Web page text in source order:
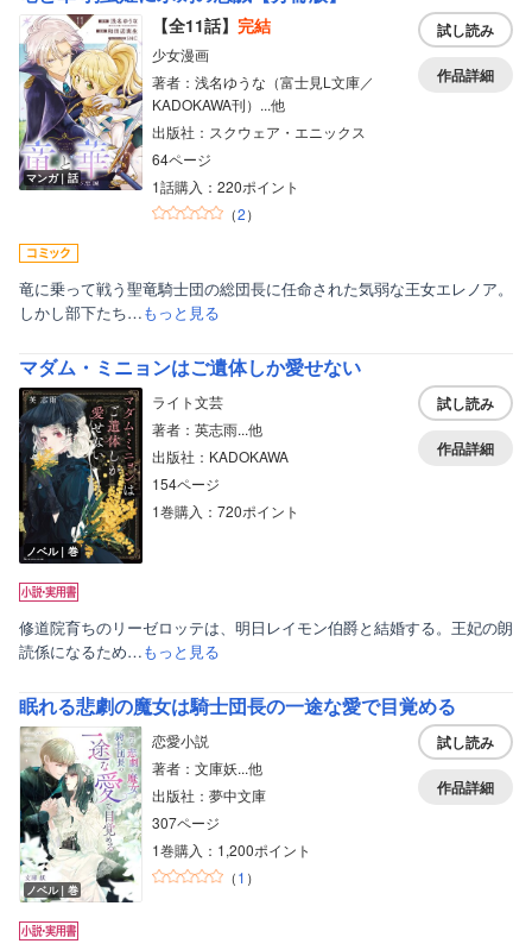
マンガ｜話
【全11話】 完結
少女漫画
著者：浅名ゆうな（富士見L文庫／
KADOKAWA刊）...他
出版社：スクウェア・エニックス
64ページ
1話購入：220ポイント
（2）
試し読み
作品詳細
竜に乗って戦う聖竜騎士団の総団長に任命された気弱な王女エレノア。
しかし部下たち…もっと見る
マダム・ミニョンはご遺体しか愛せない
ノベル｜巻
ライト文芸
著者：英志雨...他
出版社：KADOKAWA
154ページ
1巻購入：720ポイント
試し読み
作品詳細
修道院育ちのリーゼロッテは、明日レイモン伯爵と結婚する。王妃の朗
読係になるため…もっと見る
眠れる悲劇の魔女は騎士団長の一途な愛で目覚める
ノベル｜巻
恋愛小説
著者：文庫妖...他
出版社：夢中文庫
307ページ
1巻購入：1,200ポイント
（1 ）
試し読み
作品詳細